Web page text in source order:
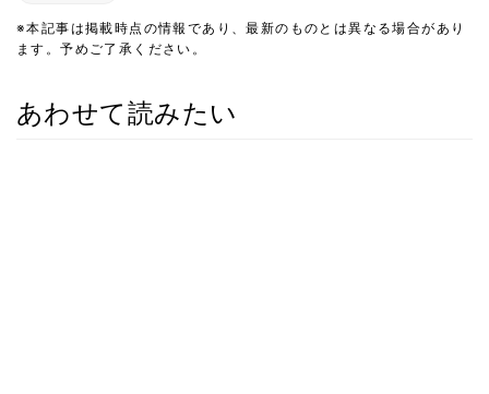
※本記事は掲載時点の情報であり、最新のものとは異なる場合があり
ます。予めご了承ください。
あわせて読みたい